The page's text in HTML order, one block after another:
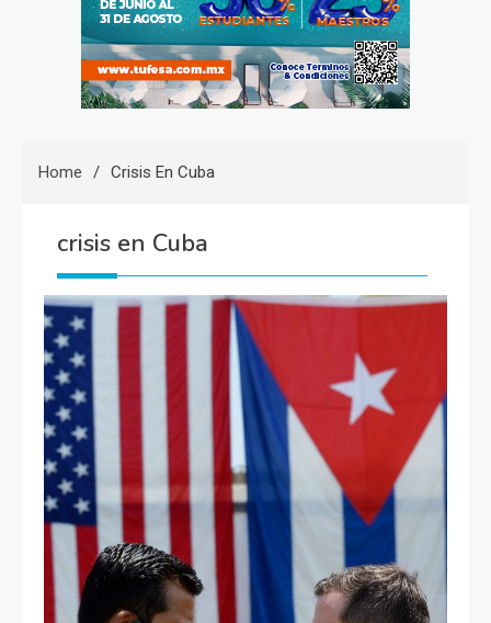
Home Crisis En Cuba
crisis en Cuba